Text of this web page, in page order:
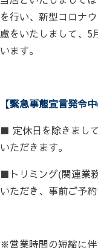
を行い、新型コロナ
慮をいたしまして、5
います。
【緊急事態宣言発令
■ 定休日を除きまして
いただきます。
■トリミング(関連業
いただき、事前ご予
※営業時間の短縮に